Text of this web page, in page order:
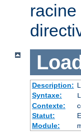
Description:
Syntaxe:
Contexte:
Statut:
Module: